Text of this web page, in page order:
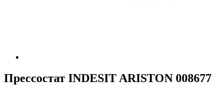
Прессостат INDESIT ARISTON 008677